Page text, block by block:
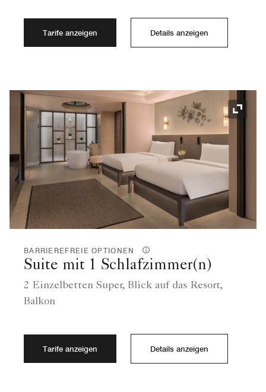
Tarife anzeigen Details anzeigen
BARRIEREFREIE OPTIONEN
Suite mit 1 Schlafzimmer(n)
2 Einzelbetten Super, Blick auf das Resort,
Balkon
Tarife anzeigen Details anzeigen